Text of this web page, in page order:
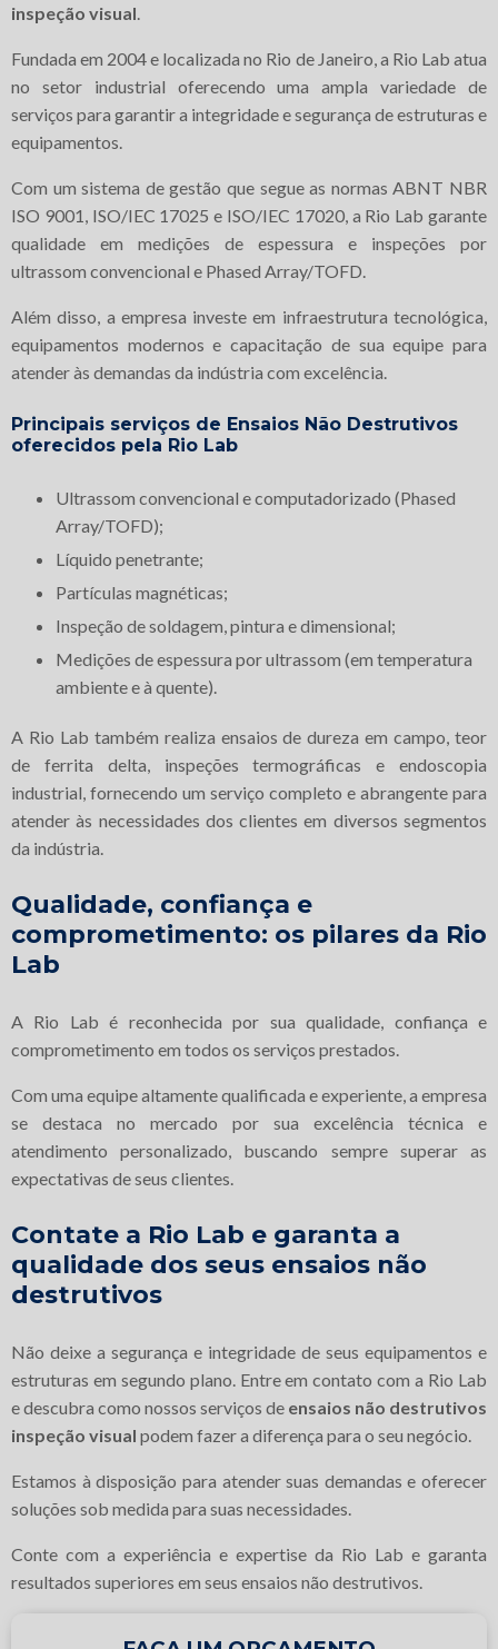
inspeção visual.
Fundada em 2004 e localizada no Rio de Janeiro, a Rio Lab atua
no setor industrial oferecendo uma ampla variedade de
serviços para garantir a integridade e segurança de estruturas e
equipamentos.
Com um sistema de gestão que segue as normas ABNT NBR
ISO 9001, ISO/IEC 17025 e ISO/IEC 17020, a Rio Lab garante
qualidade em medições de espessura e inspeções por
ultrassom convencional e Phased Array/TOFD.
Além disso, a empresa investe em infraestrutura tecnológica,
equipamentos modernos e capacitação de sua equipe para
atender às demandas da indústria com excelência.
Principais serviços de Ensaios Não Destrutivos
oferecidos pela Rio Lab
Ultrassom convencional e computadorizado (Phased
Array/TOFD);
Líquido penetrante;
Partículas magnéticas;
Inspeção de soldagem, pintura e dimensional;
Medições de espessura por ultrassom (em temperatura
ambiente e à quente).
A Rio Lab também realiza ensaios de dureza em campo, teor
de ferrita delta, inspeções termográficas e endoscopia
industrial, fornecendo um serviço completo e abrangente para
atender às necessidades dos clientes em diversos segmentos
da indústria.
Qualidade, confiança e
comprometimento: os pilares da Rio
Lab
A Rio Lab é reconhecida por sua qualidade, confiança e
comprometimento em todos os serviços prestados.
Com uma equipe altamente qualificada e experiente, a empresa
se destaca no mercado por sua excelência técnica e
atendimento personalizado, buscando sempre superar as
expectativas de seus clientes.
Contate a Rio Lab e garanta a
qualidade dos seus ensaios não
destrutivos
Não deixe a segurança e integridade de seus equipamentos e
estruturas em segundo plano. Entre em contato com a Rio Lab
e descubra como nossos serviços de ensaios não destrutivos
inspeção visual podem fazer a diferença para o seu negócio.
Estamos à disposição para atender suas demandas e oferecer
soluções sob medida para suas necessidades.
Conte com a experiência e expertise da Rio Lab e garanta
resultados superiores em seus ensaios não destrutivos.